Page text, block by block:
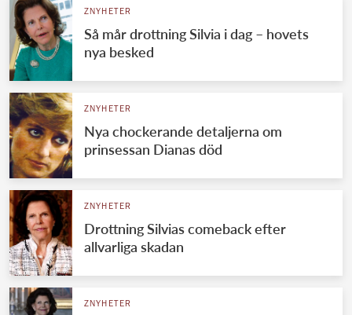
UTLÄNDSKT
VÄRLDENS KUNGAHUS
Svenska kungahuset
Brittiska kungahuset
Danska kungahuset
Spanska kungahuset
REDAKTION
ZNYHETER
Så mår drottning Silvia i dag – hovets
nya besked
ZNYHETER
Nya chockerande detaljerna om
prinsessan Dianas död
ZNYHETER
Drottning Silvias comeback efter
allvarliga skadan
ZNYHETER